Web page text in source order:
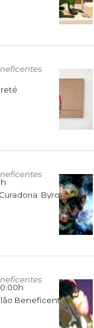
1º Leilão Next - Digital Art | Curadoria: Byron Mendes e Meta Gallery
Confluências SP 2025 – Leilão Beneficente de Arte Contemporânea